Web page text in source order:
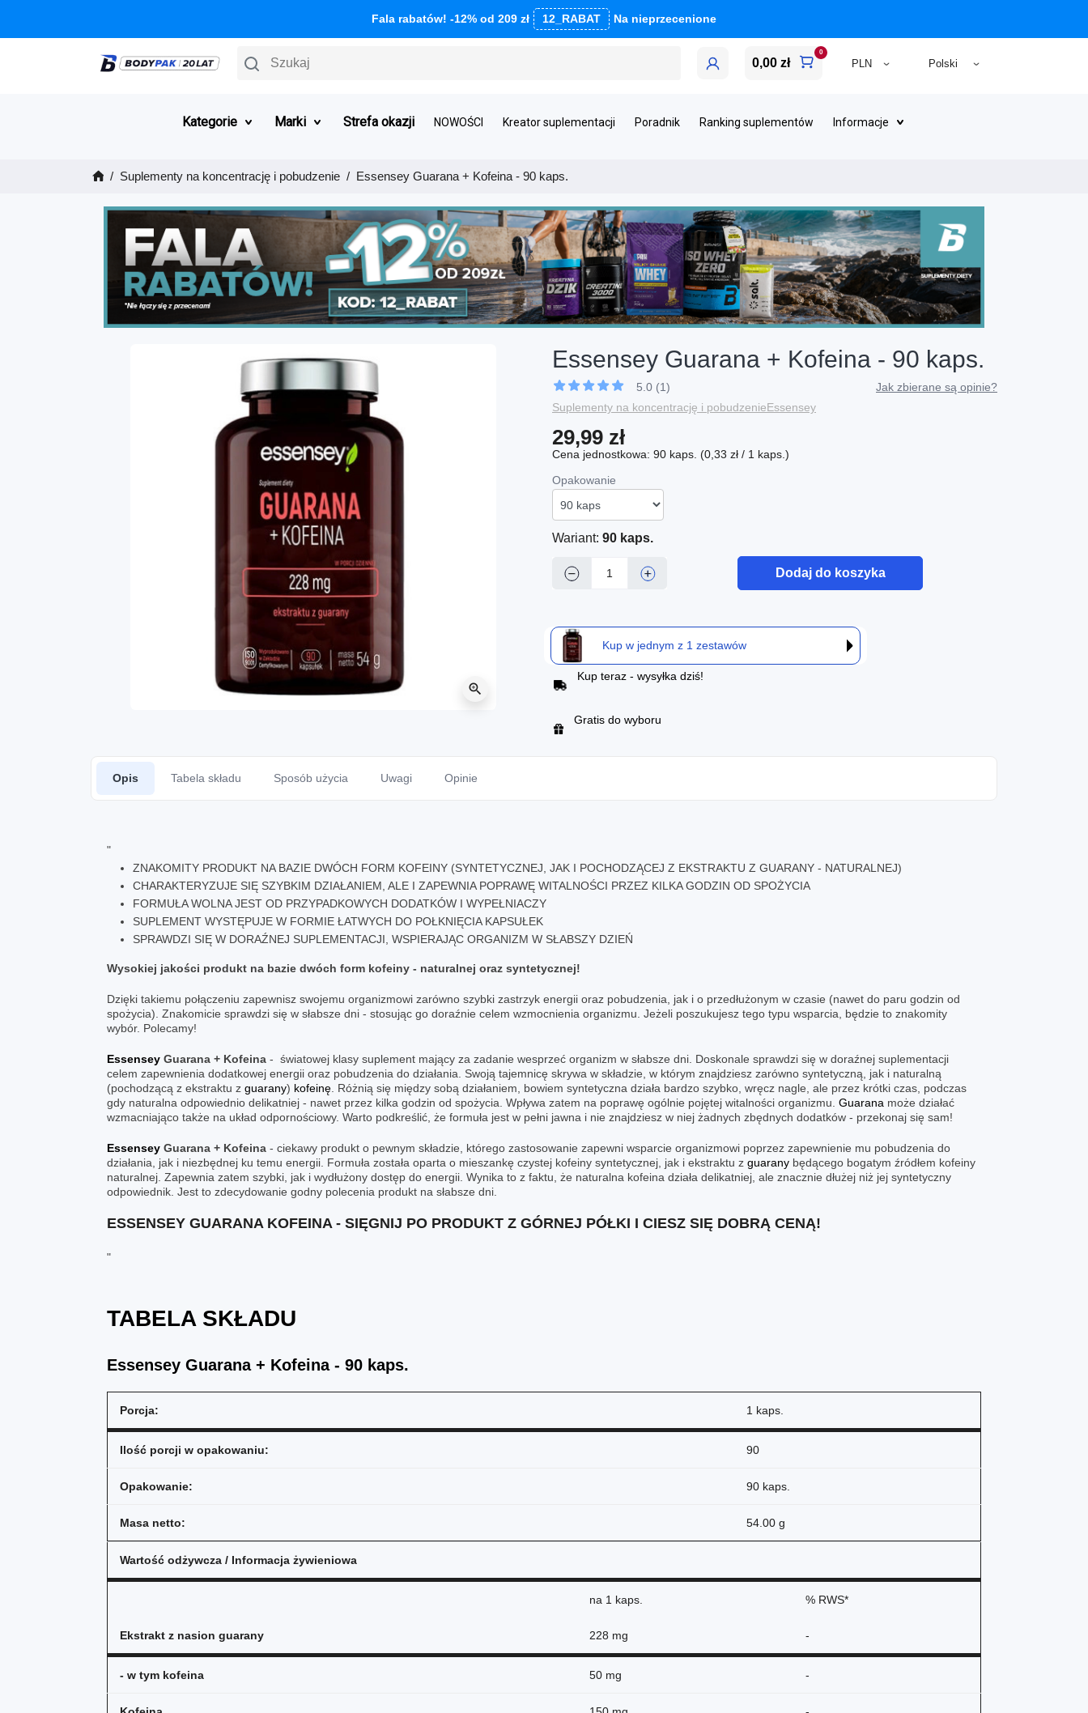
Fala rabatów! -12% od 209 zł 12_RABAT Na nieprzecenione
Szukaj 0,00 zł
0
Kategorie Marki Strefa okazji NOWOŚCI Kreator suplementacji Poradnik Ranking suplementów Informacje
Suplementy na koncentrację i pobudzenie Essensey Guarana + Kofeina - 90 kaps.
zoom_in
Essensey Guarana + Kofeina - 90 kaps.
5.0 (1)
Jak zbierane są opinie?
Suplementy na koncentrację i pobudzenieEssensey
29,99 zł
Cena jednostkowa: 90 kaps. (0,33 zł / 1 kaps.)
Opakowanie
Wariant: 90 kaps.
− + Dodaj do koszyka
Kup w jednym z 1 zestawów
Kup teraz - wysyłka dziś!
Gratis do wyboru
Opis Tabela składu Sposób użycia Uwagi Opinie
"
ZNAKOMITY PRODUKT NA BAZIE DWÓCH FORM KOFEINY (SYNTETYCZNEJ, JAK I POCHODZĄCEJ Z EKSTRAKTU Z GUARANY - NATURALNEJ)
CHARAKTERYZUJE SIĘ SZYBKIM DZIAŁANIEM, ALE I ZAPEWNIA POPRAWĘ WITALNOŚCI PRZEZ KILKA GODZIN OD SPOŻYCIA
FORMUŁA WOLNA JEST OD PRZYPADKOWYCH DODATKÓW I WYPEŁNIACZY
SUPLEMENT WYSTĘPUJE W FORMIE ŁATWYCH DO POŁKNIĘCIA KAPSUŁEK
SPRAWDZI SIĘ W DORAŹNEJ SUPLEMENTACJI, WSPIERAJĄC ORGANIZM W SŁABSZY DZIEŃ
Wysokiej jakości produkt na bazie dwóch form kofeiny - naturalnej oraz syntetycznej!
Dzięki takiemu połączeniu zapewnisz swojemu organizmowi zarówno szybki zastrzyk energii oraz pobudzenia, jak i o przedłużonym w czasie (nawet do paru godzin od
spożycia). Znakomicie sprawdzi się w słabsze dni - stosując go doraźnie celem wzmocnienia organizmu. Jeżeli poszukujesz tego typu wsparcia, będzie to znakomity
wybór. Polecamy!
Essensey Guarana + Kofeina - światowej klasy suplement mający za zadanie wesprzeć organizm w słabsze dni. Doskonale sprawdzi się w doraźnej suplementacji
celem zapewnienia dodatkowej energii oraz pobudzenia do działania. Swoją tajemnicę skrywa w składzie, w którym znajdziesz zarówno syntetyczną, jak i naturalną
(pochodzącą z ekstraktu z guarany) kofeinę . Różnią się między sobą działaniem, bowiem syntetyczna działa bardzo szybko, wręcz nagle, ale przez krótki czas, podczas
gdy naturalna odpowiednio delikatniej - nawet przez kilka godzin od spożycia. Wpływa zatem na poprawę ogólnie pojętej witalności organizmu. Guarana może działać
wzmacniająco także na układ odpornościowy. Warto podkreślić, że formuła jest w pełni jawna i nie znajdziesz w niej żadnych zbędnych dodatków - przekonaj się sam!
Essensey Guarana + Kofeina - ciekawy produkt o pewnym składzie, którego zastosowanie zapewni wsparcie organizmowi poprzez zapewnienie mu pobudzenia do
działania, jak i niezbędnej ku temu energii. Formuła została oparta o mieszankę czystej kofeiny syntetycznej, jak i ekstraktu z guarany będącego bogatym źródłem kofeiny
naturalnej. Zapewnia zatem szybki, jak i wydłużony dostęp do energii. Wynika to z faktu, że naturalna kofeina działa delikatniej, ale znacznie dłużej niż jej syntetyczny
odpowiednik. Jest to zdecydowanie godny polecenia produkt na słabsze dni.
ESSENSEY GUARANA KOFEINA - SIĘGNIJ PO PRODUKT Z GÓRNEJ PÓŁKI I CIESZ SIĘ DOBRĄ CENĄ!
"
TABELA SKŁADU
Essensey Guarana + Kofeina - 90 kaps.
Porcja: 1 kaps.
Ilość porcji w opakowaniu: 90
Opakowanie: 90 kaps.
Masa netto: 54.00 g
Wartość odżywcza / Informacja żywieniowa
na 1 kaps. % RWS*
Ekstrakt z nasion guarany 228 mg -
- w tym kofeina 50 mg -